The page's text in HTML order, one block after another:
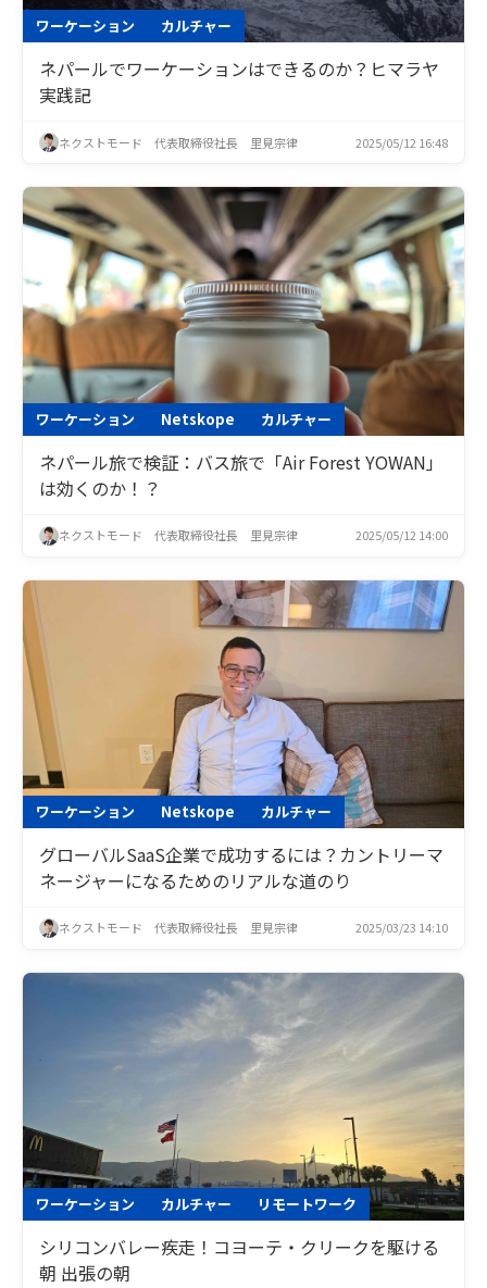
ワーケーション カルチャー
ネパールでワーケーションはできるのか？ヒマラヤ
実践記
ネクストモード 代表取締役社長 里見宗律 2025/05/12 16:48
ワーケーション Netskope カルチャー
ネパール旅で検証：バス旅で「Air Forest YOWAN」
は効くのか！？
ネクストモード 代表取締役社長 里見宗律 2025/05/12 14:00
ワーケーション Netskope カルチャー
グローバルSaaS企業で成功するには？カントリーマ
ネージャーになるためのリアルな道のり
ネクストモード 代表取締役社長 里見宗律 2025/03/23 14:10
ワーケーション カルチャー リモートワーク
シリコンバレー疾走！コヨーテ・クリークを駆ける
朝 出張の朝